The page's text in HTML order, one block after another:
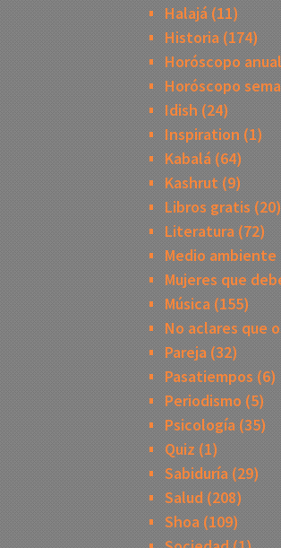
Halajá (11)
Historia (174)
Horóscopo anual
Horóscopo
Idish (24)
Inspiration (1)
Kabalá (64)
Kashrut (9)
Libros gratis (20)
Literatura (72)
Medio ambiente
Mujeres que
Música (155)
No aclares que
Pareja (32)
Pasatiempos (6)
Periodismo (5)
Psicología (35)
Quiz (1)
Sabiduría (29)
Salud (208)
Shoa (109)